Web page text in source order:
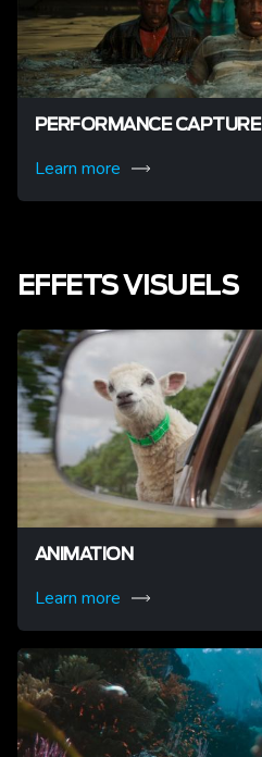
PERFORMANCE CAPTURE
Learn more
EFFETS VISUELS
ANIMATION
Learn more